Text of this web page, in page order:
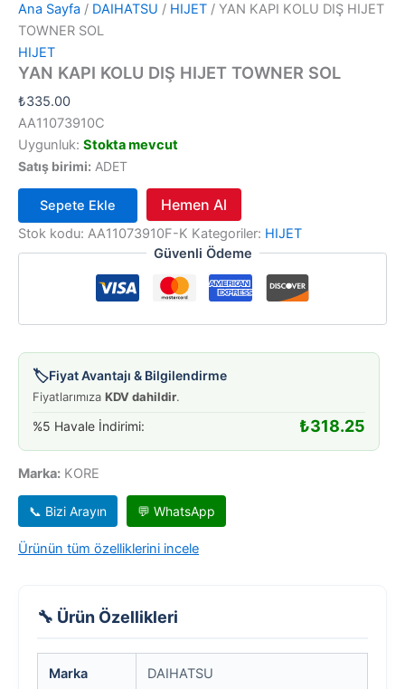
Ana Sayfa / DAIHATSU / HIJET / YAN KAPI KOLU DIŞ HIJET
TOWNER SOL
HIJET
YAN KAPI KOLU DIŞ HIJET TOWNER SOL
₺335.00
AA11073910C
Uygunluk: Stokta mevcut
Satış birimi: ADET
YAN
KAPI
KOLU
SOL
Sepete Ekle Hemen Al
Stok kodu: AA11073910F-K Kategoriler: HIJET
Güvenli Ödeme
🏷️Fiyat Avantajı & Bilgilendirme
Fiyatlarımıza KDV dahildir.
%5 Havale İndirimi: ₺318.25
Marka: KORE
📞 Bizi Arayın 💬 WhatsApp
Ürünün tüm özelliklerini incele
🔧 Ürün Özellikleri
Marka DAIHATSU